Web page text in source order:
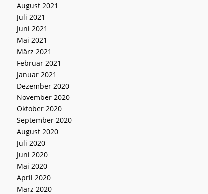
August 2021
Juli 2021
Juni 2021
Mai 2021
März 2021
Februar 2021
Januar 2021
Dezember 2020
November 2020
Oktober 2020
September 2020
August 2020
Juli 2020
Juni 2020
Mai 2020
April 2020
März 2020